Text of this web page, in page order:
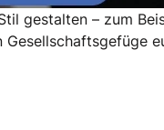
gestalten – zum